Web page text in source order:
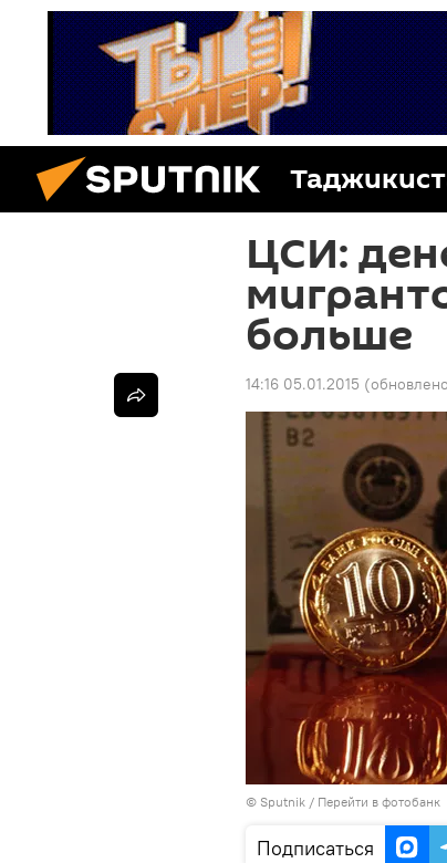
ЦСИ:
больше
14:16 05.01.2015
© Sputnik / Перейти в фотобанк
Подписаться